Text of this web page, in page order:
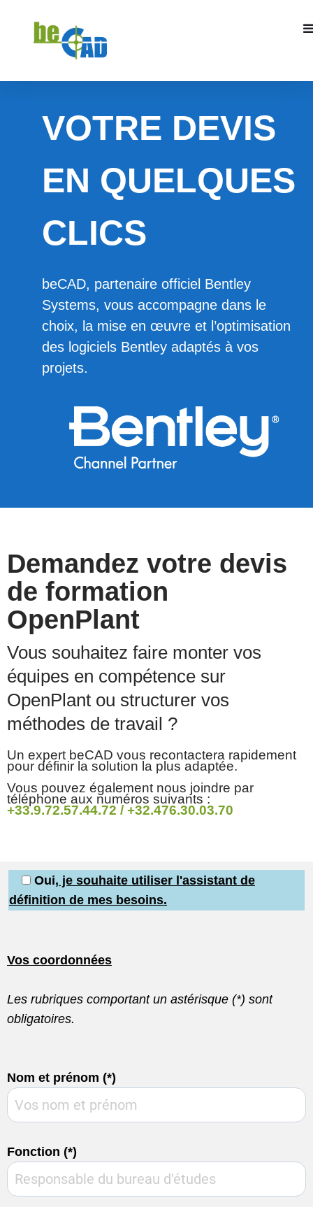
VOTRE DEVIS
EN QUELQUES
CLICS
beCAD, partenaire officiel Bentley
Systems, vous accompagne dans le
choix, la mise en œuvre et l’optimisation
des logiciels Bentley adaptés à vos
projets.
Demandez votre devis
de formation
OpenPlant
Vous souhaitez faire monter vos
équipes en compétence sur
OpenPlant ou structurer vos
méthodes de travail ?
Un expert beCAD vous recontactera rapidement
pour définir la solution la plus adaptée.
Vous pouvez également nous joindre par
téléphone aux numéros suivants :
+33.9.72.57.44.72 / +32.476.30.03.70
Oui, je souhaite utiliser l'assistant de
définition de mes besoins.
Vos coordonnées
Les rubriques comportant un astérisque (*) sont
obligatoires.
Nom et prénom (*)
Fonction (*)